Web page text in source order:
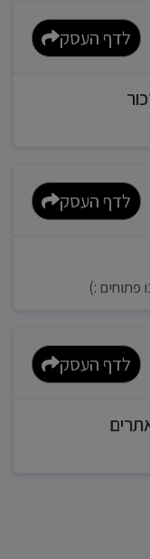
לדף העסק
לדף העסק
לדף העסק